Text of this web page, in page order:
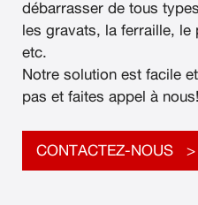
débarrasser de tous
les gravats, la ferraille,
etc.
Notre solution est facile
pas et faites appel à nous!
CONTACTEZ-NOUS